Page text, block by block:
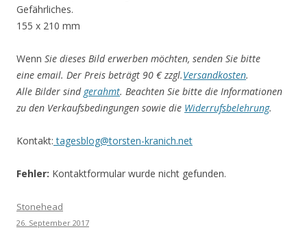
Gefährliches.
155 x 210 mm
Wenn Sie dieses Bild erwerben möchten, senden Sie bitte
eine email. Der Preis beträgt 90 € zzgl.Versandkosten.
Alle Bilder sind gerahmt. Beachten Sie bitte die Informationen
zu den Verkaufsbedingungen sowie die Widerrufsbelehrung.
Kontakt: tagesblog@torsten-kranich.net
Fehler: Kontaktformular wurde nicht gefunden.
Stonehead
26. September 2017